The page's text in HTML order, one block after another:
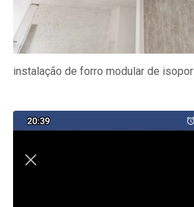
instalação de forro modular de isopor